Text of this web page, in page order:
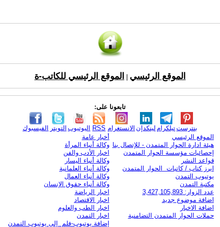
الموقع الرئيسي الموقع الرئيسي للكاتب-ة
تابعونا على:
الفيسبوك التويتر اليوتيوب RSS الانستغرام لينكدإن تيلكرامبنترست
الموقع الرئيسي
هيئة ادارة الحوار المتمدن - للإتصال بنا
إحصائيات مؤسسة الحوار المتمدن
قواعد النشر
ابرز كتاب / كاتبات الحوار المتمدن
يوتيوب التمدن
مكتبة التمدن
عدد الزوار: 3,427,105,893
اضافة موضوع جديد
اضافة الاخبار
حملات الحوار المتمدن التضامنية
أخبار عامة
وكالة أنباء المرأة
اخبار الأدب والفن
وكالة أنباء اليسار
وكالة أنباء العلمانية
وكالة أنباء العمال
وكالة أنباء حقوق الإنسان
اخبار الرياضة
اخبار الاقتصاد
اخبار الطب والعلوم
اخبار التمدن
إضافة يوتيوب-فلم إلى يوتيوب التمدن